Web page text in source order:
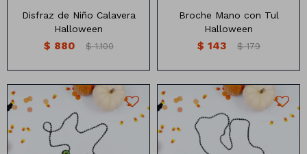
Disfraz de Niño Calavera
Halloween
$ 880 $ 1.100
Broche Mano con Tul
Halloween
$ 143 $ 179